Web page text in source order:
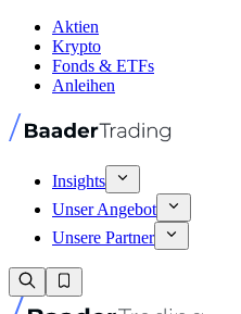
Aktien
Krypto
Fonds & ETFs
Anleihen
Insights
Unser Angebot
Unsere Partner